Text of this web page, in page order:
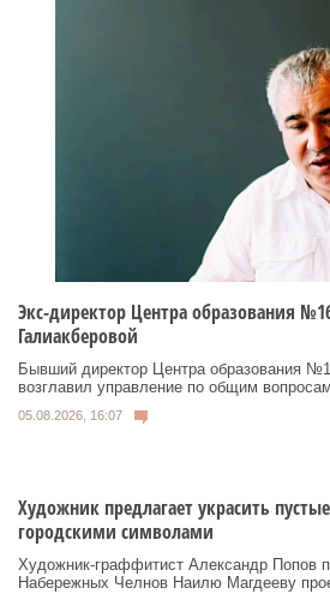
Экс-директор Центра образования
Галиакберовой
Бывший директор Центра образования
возглавил управление по общим
05.08.2026, 16:07
Художник предлагает украсить
городскими символами
Художник‑граффитист Александр Попов
Набережных Челнов Наилю Магдееву